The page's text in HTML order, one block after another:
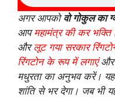
अगर आपकोवो गोकुल का
आपमहामंत्र की कर भक्ति
औरलूट गया सरकार
रिंगटोन के रूप में लगाएंऔर
मधुरता का अनुभव करें।
शांति से भर देगा। जब भी